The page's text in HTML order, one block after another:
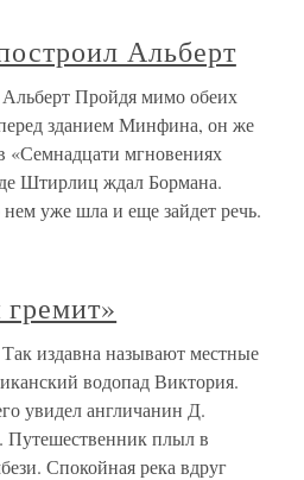
Альберт
Пройдя мимо обеих
зданием Минфина, он же
«Семнадцати мгновениях
Штирлиц ждал Бормана.
уже шла и еще зайдет речь.
издавна называют местные
водопад Виктория.
увидел англичанин Д.
Путешественник плыл в
Спокойная река вдруг